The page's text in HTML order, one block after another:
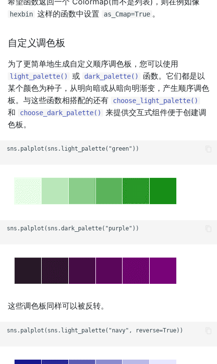
hexbin 这样的函数中设置 as_Cmap=True 。
自定义调色板
为了更简单地生成自定义顺序调色板，您可以使用
light_palette() 或 dark_palette()
函数。它们都是以
某个颜色为种子，从明向暗或从暗向明渐变，产生顺序调色
板。与这些函数相搭配的还有
choose_light_palette()
和 choose_dark_palette()
来提供交互式组件便于创建调
色板。
sns.palplot(sns.light_palette("green"))
sns.palplot(sns.dark_palette("purple"))
这些调色板同样可以被反转。
sns.palplot(sns.light_palette("navy", reverse=True))